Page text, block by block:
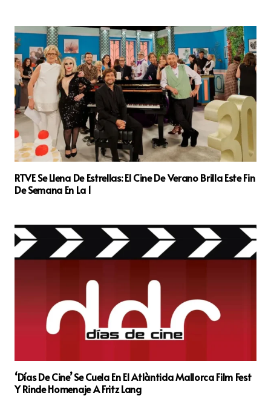
RTVE Se Llena De Estrellas: El Cine De Verano Brilla Este Fin
De Semana En La 1
‘Días De Cine’ Se Cuela En El Atlàntida Mallorca Film Fest
Y Rinde Homenaje A Fritz Lang